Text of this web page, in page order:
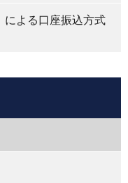
による口座振込方式